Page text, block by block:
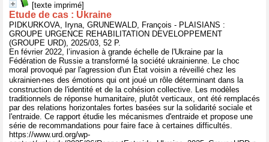
[texte imprimé]
Etude de cas : Ukraine
PIDKURKOVA, Iryna, GRUNEWALD, François - PLAISIANS :
GROUPE URGENCE REHABILITATION DEVELOPPEMENT
(GROUPE URD), 2025/03, 52 P.
En février 2022, l’invasion à grande échelle de l'Ukraine par la
Fédération de Russie a transformé la société ukrainienne. Le choc
moral provoqué par l'agression d'un État voisin a réveillé chez les
ukrainien‧nes des émotions qui ont joué un rôle déterminant dans la
construction de l'identité et de la cohésion collective. Les modèles
traditionnels de réponse humanitaire, plutôt verticaux, ont été remplacés
par des relations horizontales fortes basées sur la solidarité sociale et
l'entraide. Ce rapport étudie les mécanismes d'entraide et propose une
série de recommandations pour faire face à certaines difficultés.
https://www.urd.org/wp-